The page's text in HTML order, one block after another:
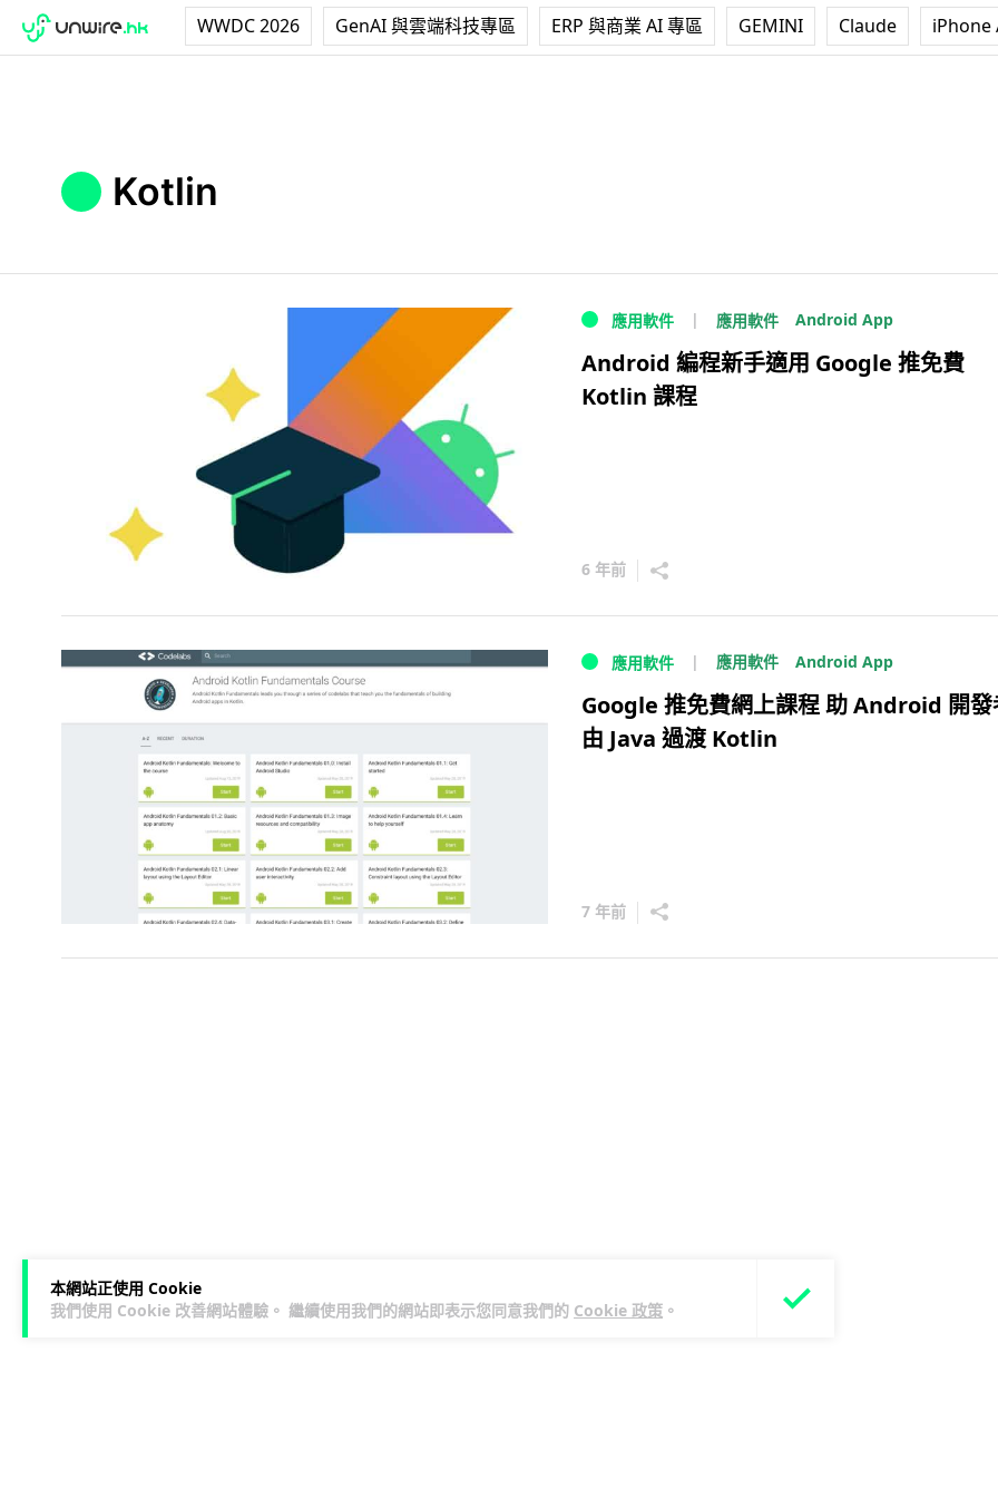
WWDC 2026 GenAI 與雲端科技專區 ERP 與商業 AI 專區 GEMINI Claude iPhone
本網站正使用 Cookie
我們使用 Cookie 改善網站體驗。 繼續使用我們的網站即表示您同意我們的 Cookie 政策 。
Kotlin
應用軟件 應用軟件 Android App
Android 編程新手適用 Google 推免費
Kotlin 課程
6 年前
應用軟件 應用軟件 Android App
Google 推免費網上課程 助 Android 開發
由 Java 過渡 Kotlin
7 年前